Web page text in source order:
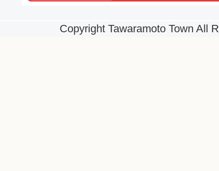
Copyright Tawaramoto Town All